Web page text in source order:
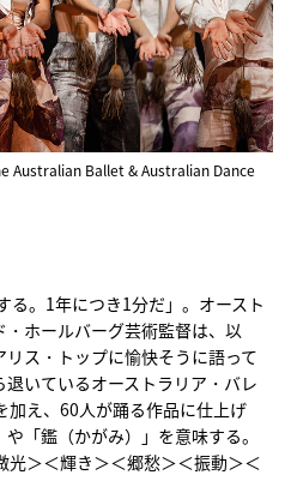
Australian Ballet & Australian Dance
る。1年につき1分だ」。オースト
ホールバーグ芸術監督は、以
ス・トップに愉快そうに語って
いているオーストラリア・バレ
加え、60人が踊る作品に仕上げ
「鑑（かがみ）」を意味する。
＞＜輝き＞＜郷愁＞＜振動＞＜